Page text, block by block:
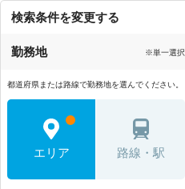
検索条件を変更する
勤務地 ※単一選択
都道府県または路線で勤務地を選んでください。
エリア 路線・駅